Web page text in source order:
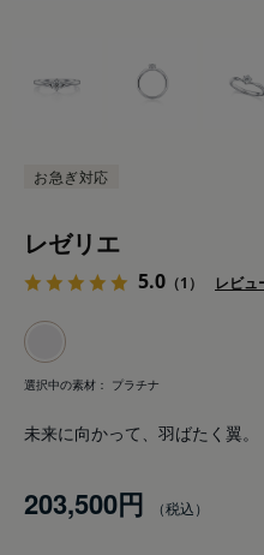
お急ぎ対応
レゼリエ
5.0 （1） レビュ
選択中の素材： プラチナ
未来に向かって、羽ばたく翼。
203,500円